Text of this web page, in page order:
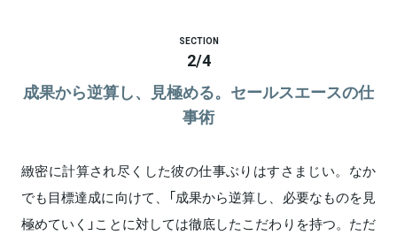
SECTION
2/4
成果から逆算し、見極める。セールスエースの仕
事術
緻密に計算され尽くした彼の仕事ぶりはすさまじい。なか
でも目標達成に向けて、「成果から逆算し、必要なものを見
極めていく」ことに対しては徹底したこだわりを持つ。ただ